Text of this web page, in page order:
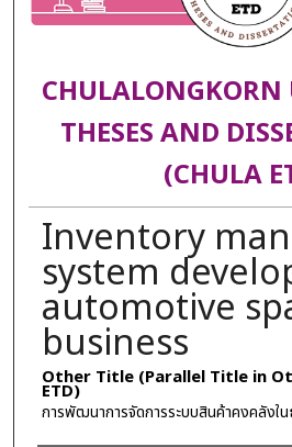
THESES AND
(CHULA
Inventory
system
automotive
business
Other Title (Parallel Title in
ETD)
การพัฒนาการจัดการระบบสินค้าคงคลังใ